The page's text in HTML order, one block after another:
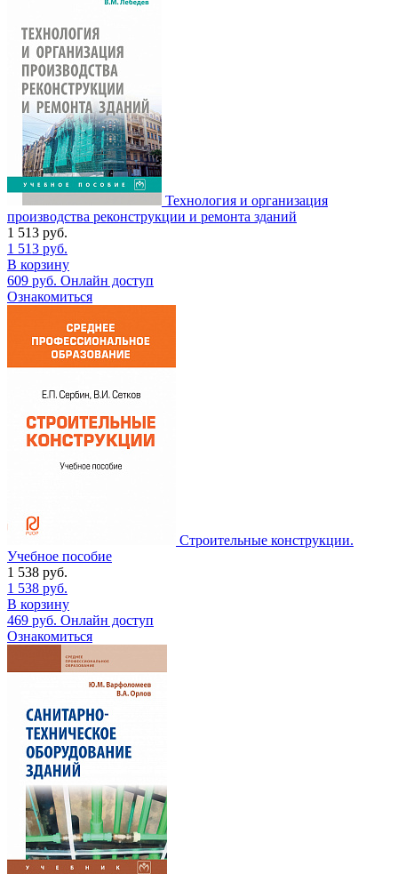
Технология и организация
производства реконструкции и ремонта зданий
1 513 руб.
1 513 руб.
В корзину
609 руб. Онлайн доступ
Ознакомиться
Строительные конструкции.
Учебное пособие
1 538 руб.
1 538 руб.
В корзину
469 руб. Онлайн доступ
Ознакомиться